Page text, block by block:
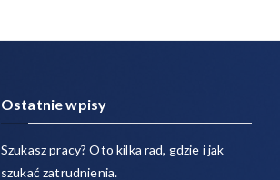
Ostatnie wpisy
Szukasz pracy? Oto kilka rad, gdzie i jak
szukać zatrudnienia.